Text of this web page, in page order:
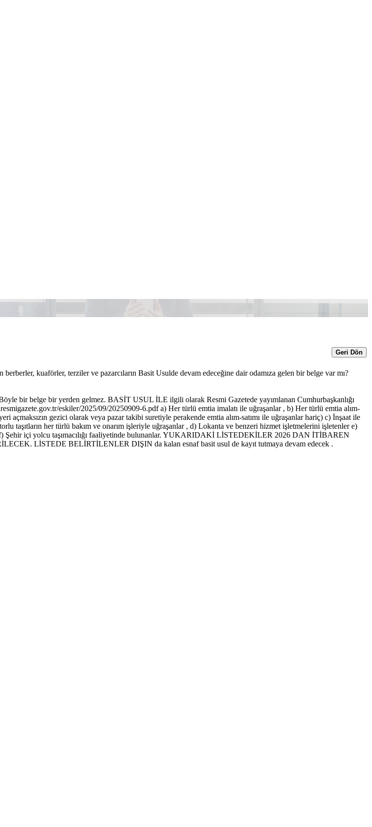
Geri Dön
kuaförler, terziler ve pazarcıların Basit Usulde devam edeceğine dair odamıza gelen bir belge var mı?
bir belge bir yerden gelmez. BASİT USUL İLE ilgili olarak Resmi Gazetede yayımlanan Cumhurbaşkanlığı
eskiler/2025/09/20250909-6.pdf a) Her türlü emtia imalatı ile uğraşanlar , b) Her türlü emtia alım-
açmaksızın gezici olarak veya pazar takibi suretiyle perakende emtia alım-satımı ile uğraşanlar hariç) c) İnşaat ile
taşıtların her türlü bakım ve onarım işleriyle uğraşanlar , d) Lokanta ve benzeri hizmet işletmelerini işletenler e)
Şehir içi yolcu taşımacılığı faaliyetinde bulunanlar. YUKARIDAKİ LİSTEDEKİLER 2026 DAN İTİBAREN
LİSTEDE BELİRTİLENLER DIŞIN da kalan esnaf basit usul de kayıt tutmaya devam edecek .